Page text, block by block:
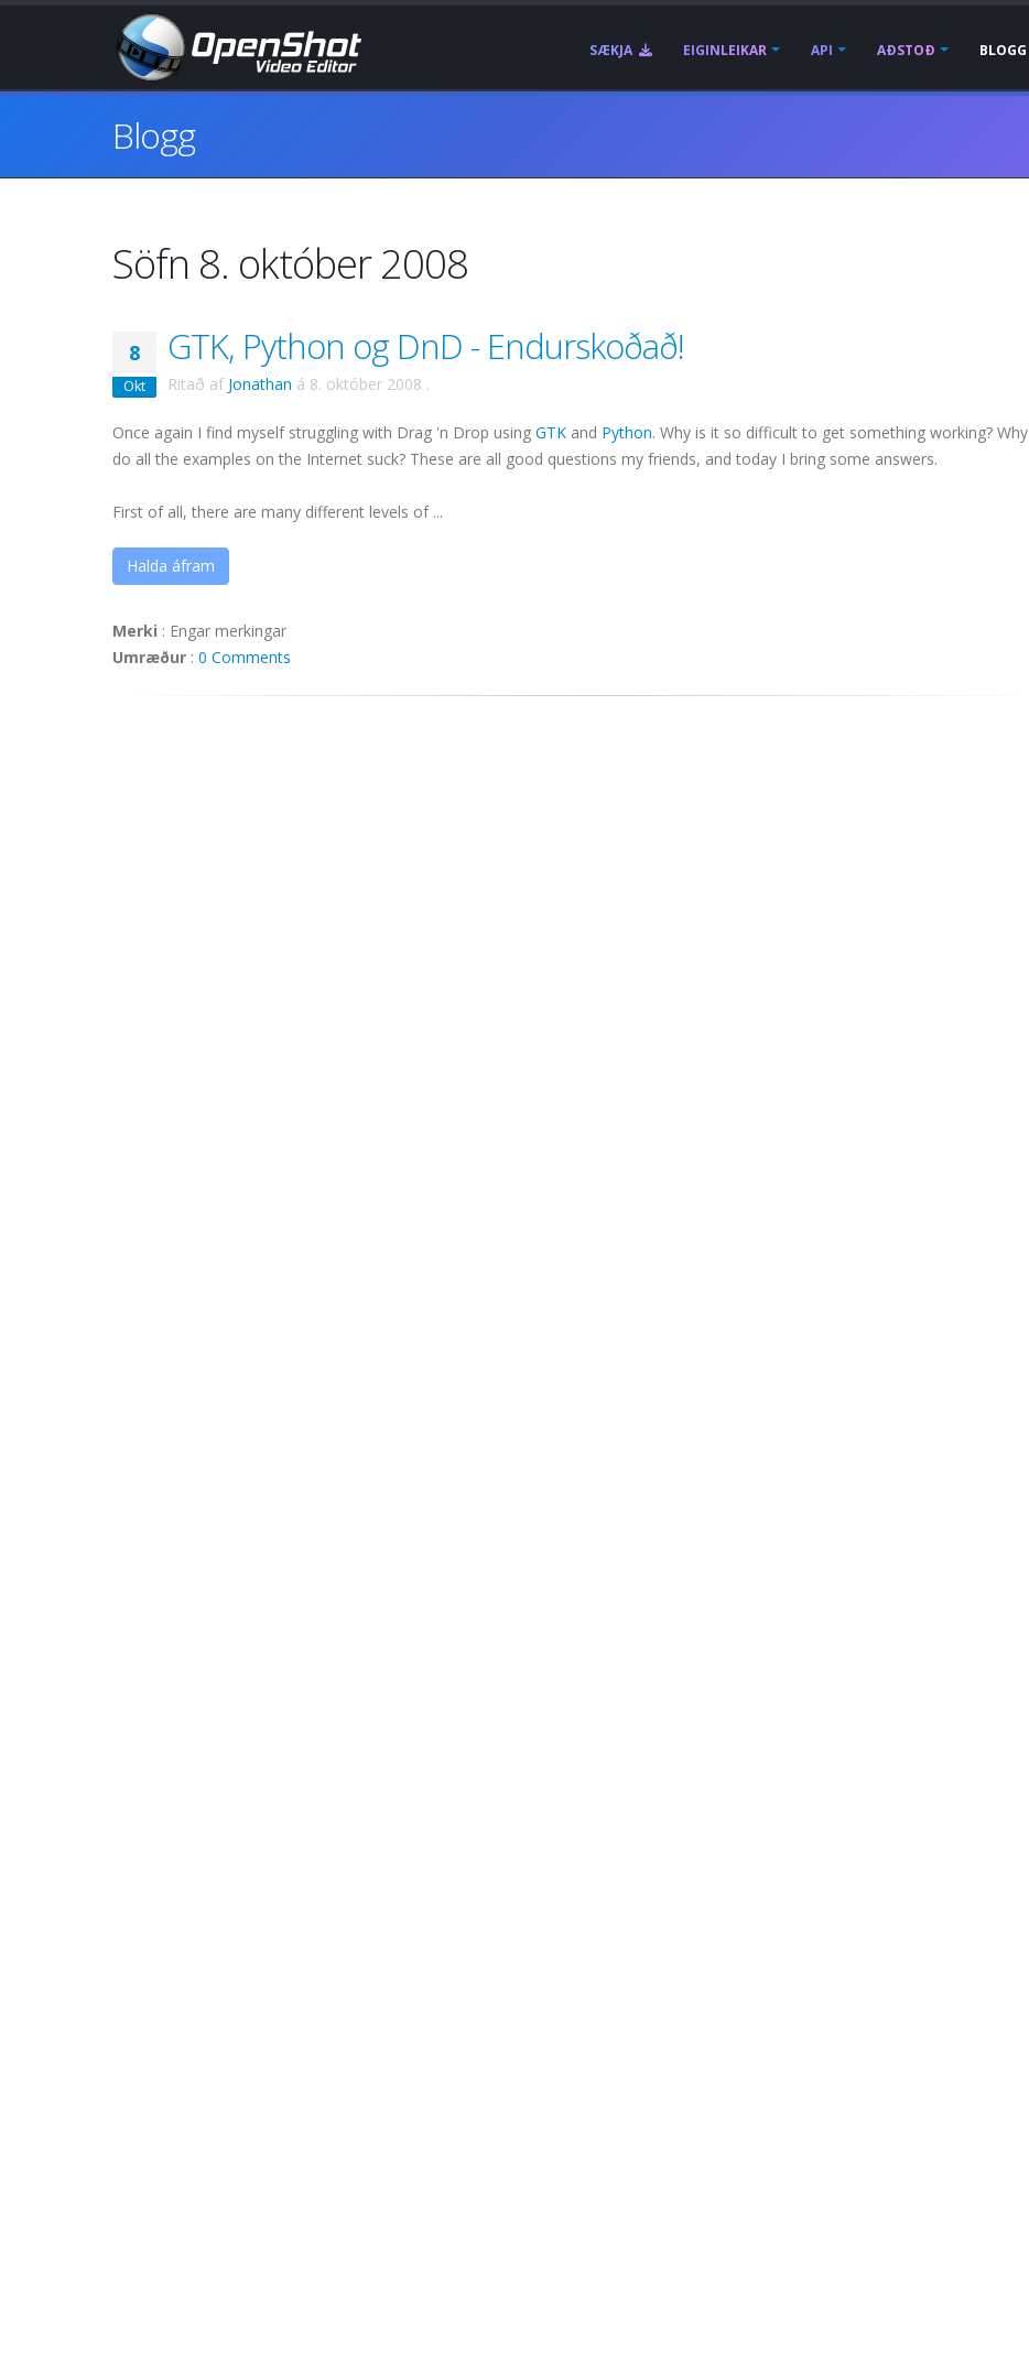
SÆKJA EIGINLEIKAR API AÐSTOÐ BLOGG
Blogg
Söfn 8. október 2008
8
Okt
GTK, Python og DnD - Endurskoðað!
Ritað af Jonathan á 8. október 2008 .
Once again I find myself struggling with Drag 'n Drop using GTK and Python. Why is it so difficult to get something working? Why
do all the examples on the Internet suck? These are all good questions my friends, and today I bring some answers.
First of all, there are many different levels of ...
Halda áfram
Merki : Engar merkingar
Umræður : 0 Comments